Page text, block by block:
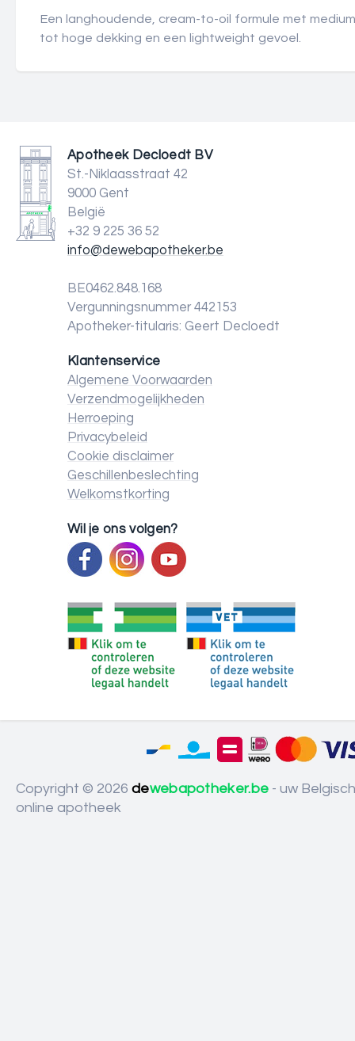
Een langhoudende, cream-to-oil formule met medium
tot hoge dekking en een lightweight gevoel.
Apotheek Decloedt BV
St.-Niklaasstraat 42
9000 Gent
België
+32 9 225 36 52
info@dewebapotheker.be
BE0462.848.168
Vergunningsnummer 442153
Apotheker-titularis: Geert Decloedt
Klantenservice
Algemene Voorwaarden
Verzendmogelijkheden
Herroeping
Privacybeleid
Cookie disclaimer
Geschillenbeslechting
Welkomstkorting
Wil je ons volgen?
Copyright © 2026 dewebapotheker.be - uw
online apotheek